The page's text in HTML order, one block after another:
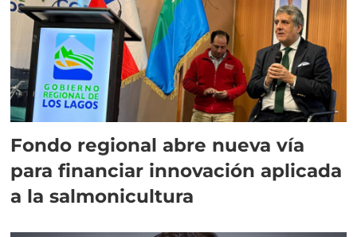
Fondo regional abre nueva vía
para financiar innovación aplicada
a la salmonicultura